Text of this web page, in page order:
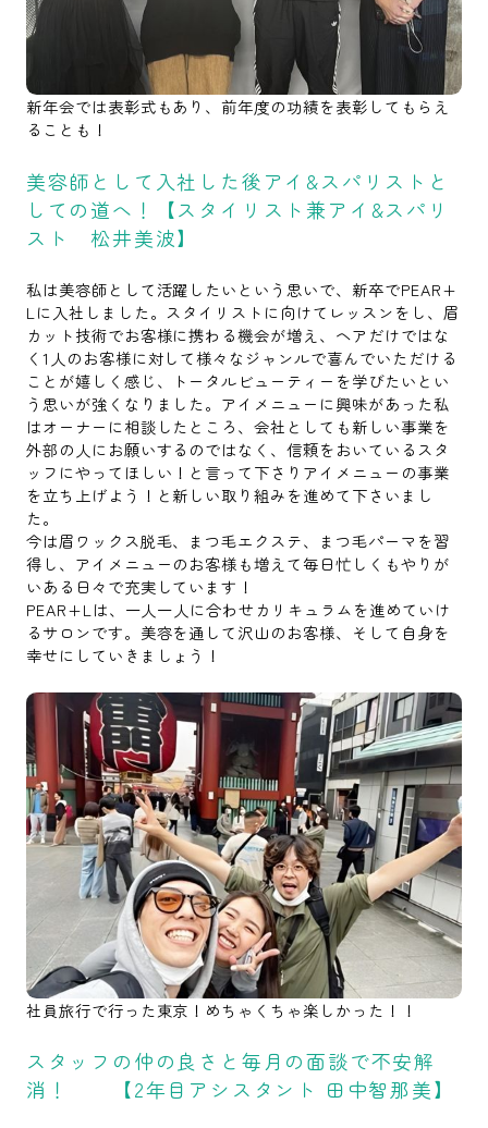
新年会では表彰式もあり、前年度の功績を表彰してもらえ
ることも！
美容師として入社した後アイ&スパリストと
しての道へ！【スタイリスト兼アイ&スパリ
スト 松井美波】
私は美容師として活躍したいという思いで、新卒でPEAR+
Lに入社しました。スタイリストに向けてレッスンをし、眉
カット技術でお客様に携わる機会が増え、ヘアだけではな
く1人のお客様に対して様々なジャンルで喜んでいただける
ことが嬉しく感じ、トータルビューティーを学びたいとい
う思いが強くなりました。アイメニューに興味があった私
はオーナーに相談したところ、会社としても新しい事業を
外部の人にお願いするのではなく、信頼をおいているスタ
ッフにやってほしい！と言って下さりアイメニューの事業
を立ち上げよう！と新しい取り組みを進めて下さいまし
た。
今は眉ワックス脱毛、まつ毛エクステ、まつ毛パーマを習
得し、アイメニューのお客様も増えて毎日忙しくもやりが
いある日々で充実しています！
PEAR+Lは、一人一人に合わせカリキュラムを進めていけ
るサロンです。美容を通して沢山のお客様、そして自身を
幸せにしていきましょう！
社員旅行で行った東京！めちゃくちゃ楽しかった！！
スタッフの仲の良さと毎月の面談で不安解
消！ 【2年目アシスタント 田中智那美】